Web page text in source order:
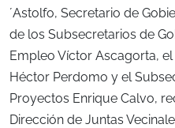
´Astolfo, Secretario de
de los Subsecretarios de
Empleo Víctor Ascagorta,
Héctor Perdomo y el
Proyectos Enrique Calvo,
Dirección de Juntas